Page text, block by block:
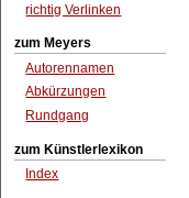
richtig Verlinken
zum Meyers
Autorennamen
Abkürzungen
Rundgang
zum Künstlerlexikon
Index